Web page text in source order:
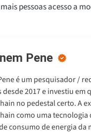
pessoas acesso a
Pene
é um pesquisador /
2017 e investiu em
no pedestal certo. A
como uma tecnologia
consumo de energia